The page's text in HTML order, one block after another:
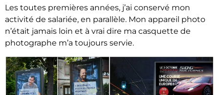
Les toutes premières années, j’ai conservé mon
activité de salariée, en parallèle. Mon appareil photo
n’était jamais loin et à vrai dire ma casquette de
photographe m’a toujours servie.